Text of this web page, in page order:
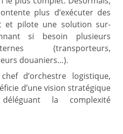
plus d’exécuter des
et pilote une solution sur-
si besoin plusieurs
(transporteurs,
douaniers…).
d’orchestre logistique,
d’une vision stratégique
la complexité